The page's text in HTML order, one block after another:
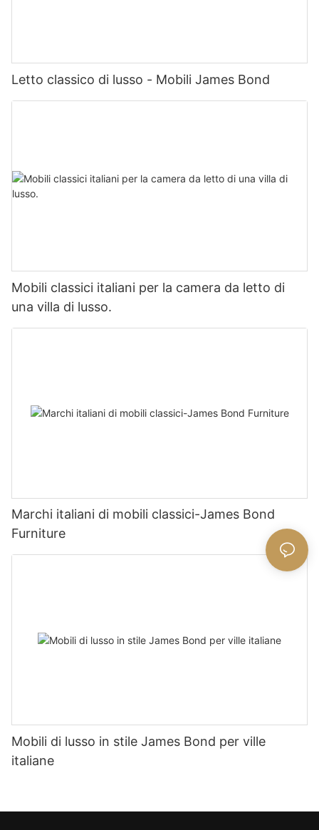
Letto classico di lusso - Mobili James Bond
Mobili classici italiani per la camera da letto di
una villa di lusso.
Marchi italiani di mobili classici-James Bond
Furniture
Mobili di lusso in stile James Bond per ville
italiane